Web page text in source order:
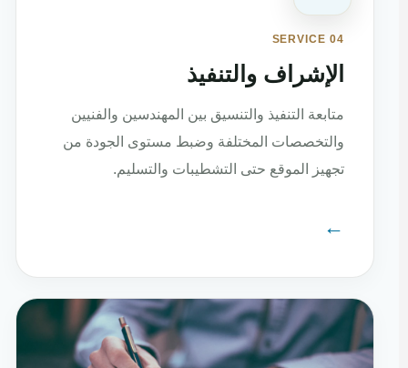
SERVICE 04
الإشراف والتنفيذ
متابعة التنفيذ والتنسيق بين المهندسين والفنيين
والتخصصات المختلفة وضبط مستوى الجودة من
تجهيز الموقع حتى التشطيبات والتسليم.
←